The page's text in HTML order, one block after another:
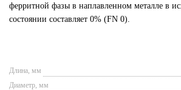
ферритной фазы в наплавленном металле в
состоянии составляет 0% (FN 0).
Длина, мм
Диаметр, мм